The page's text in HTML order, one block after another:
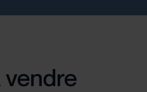
vendre